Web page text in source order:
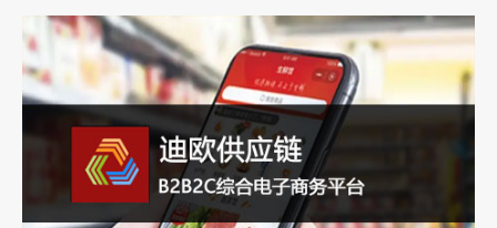
APP+小程序+PC+mobile+公众号